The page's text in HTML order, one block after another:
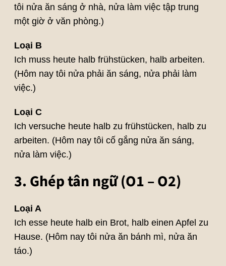
tôi nửa ăn sáng ở nhà, nửa làm việc tập trung
một giờ ở văn phòng.)
Loại B
Ich muss heute halb frühstücken, halb arbeiten.
(Hôm nay tôi nửa phải ăn sáng, nửa phải làm
việc.)
Loại C
Ich versuche heute halb zu frühstücken, halb zu
arbeiten. (Hôm nay tôi cố gắng nửa ăn sáng,
nửa làm việc.)
3. Ghép tân ngữ (O1 – O2)
Loại A
Ich esse heute halb ein Brot, halb einen Apfel zu
Hause. (Hôm nay tôi nửa ăn bánh mì, nửa ăn
táo.)